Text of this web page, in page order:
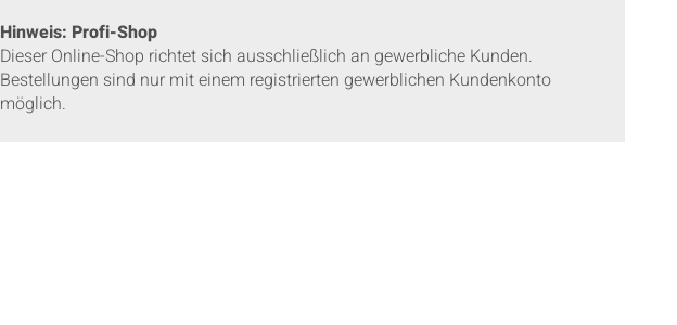
Hinweis: Profi-Shop
Dieser Online-Shop richtet sich ausschließlich an gewerbliche Kunden.
Bestellungen sind nur mit einem registrierten gewerblichen Kundenkonto
möglich.